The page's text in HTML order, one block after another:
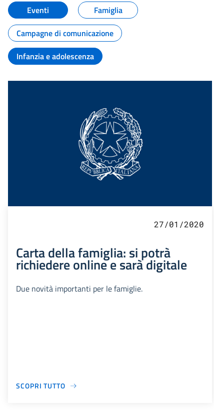
Eventi
Famiglia
Campagne di comunicazione
Infanzia e adolescenza
27/01/2020
Carta della famiglia: si potrà
richiedere online e sarà digitale
Due novità importanti per le famiglie.
SCOPRI TUTTO